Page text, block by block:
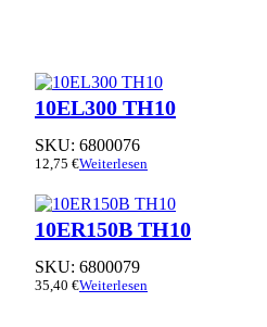
10EL300 TH10
SKU: 6800076
12,75 €Weiterlesen
10ER150B TH10
SKU: 6800079
35,40 €Weiterlesen